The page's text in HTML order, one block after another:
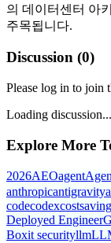
의 데이터센터 아
주목됩니다.
Discussion (0)
Please log in to join
Loading discussion...
Explore More
2026AEOagent
anthropicantigravity
codecodexcostsaving
Deployed Engineer
Boxit securityllm